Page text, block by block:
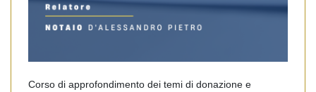
Corso di approfondimento dei temi di donazione e